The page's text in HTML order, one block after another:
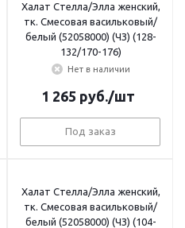
Халат Стелла/Элла женский,
тк. Смесовая васильковый/
белый (52058000) (ЧЗ) (128-
132/170-176)
Нет в наличии
1 265 руб./шт
Под заказ
Халат Стелла/Элла женский,
тк. Смесовая васильковый/
белый (52058000) (ЧЗ) (104-